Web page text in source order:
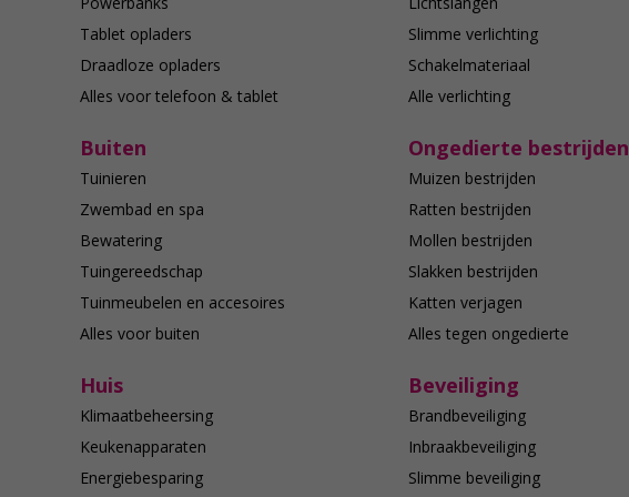
Tablet opladers
Draadloze opladers
Alles voor telefoon & tablet
Slimme verlichting
Schakelmateriaal
Alle verlichting
Buiten
Tuinieren
Zwembad en spa
Bewatering
Tuingereedschap
Tuinmeubelen en accesoires
Alles voor buiten
Ongedierte bestrijden
Muizen bestrijden
Ratten bestrijden
Mollen bestrijden
Slakken bestrijden
Katten verjagen
Alles tegen ongedierte
Huis
Klimaatbeheersing
Keukenapparaten
Energiebesparing
Beveiliging
Brandbeveiliging
Inbraakbeveiliging
Slimme beveiliging